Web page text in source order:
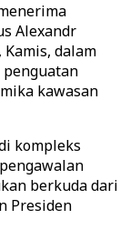
Alexandr
dalam
penguatan
kawasan
kompleks
berkuda dari
Presiden